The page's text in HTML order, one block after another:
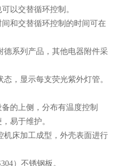
以交替循环控制。
和交替循环控制的时间可在
德系列产品，其他电器附件采
，显示每支荧光紫外灯管。
的上侧，分布有温度控制
易于维护。
机床加工成型，外壳表面进行
）不锈钢板。